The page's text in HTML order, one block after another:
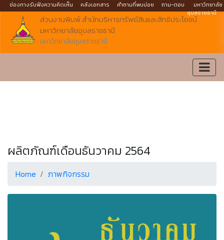
ช่องทางรับฟังความคิดเห็น คลังเอกสาร คำถามที่พบบ่อย ถาม-ตอบ
มหาวิทยาลัย
อุบลราชธานี
ส่วนงานพิมพ์ สำนักบริหารทรัพย์สินและสิทธิประโยชน์
มหาวิทยาลัยอุบลราชธานี
มหาวิทยาลัยอุบลราชธานี
ผลิตภัณฑ์เดือนธันวาคม 2564
Home ภาพกิจกรรม